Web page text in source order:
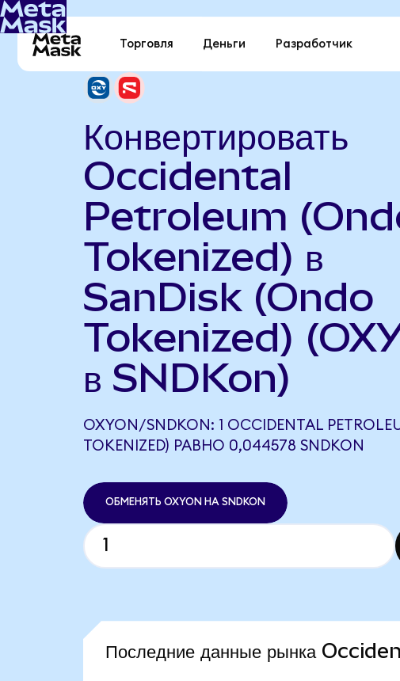
Торговля Деньги Разработчик
Конвертировать
Occidental
Petroleum
Tokenized) в
SanDisk (Ondo
Tokenized)
в SNDKon)
OXYON/SNDKON: 1 OCCIDENTAL
TOKENIZED) РАВНО 0,044578 SNDKON
ОБМЕНЯТЬ OXYON НА SNDKON
Последние данные рынка